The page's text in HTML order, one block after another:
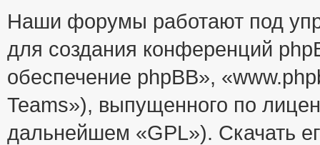
Наши форумы работают под
для создания конференций
обеспечение phpBB»,
Teams»), выпущенного по
дальнейшем «GPL»). Скачать